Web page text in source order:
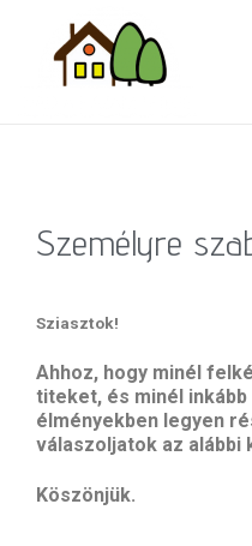
Személyre
Sziasztok!
Ahhoz, hogy minél
titeket, és minél
élményekben legyen
válaszoljatok az alábbi
Köszönjük.